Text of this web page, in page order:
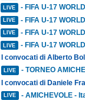
LIVE - FIFA U-17
LIVE - FIFA U-17
LIVE - FIFA U-17
LIVE - FIFA U-17
I convocati di Alberto
LIVE - TORNEO
I convocati di Daniele
LIVE - AMICHEVOLE -